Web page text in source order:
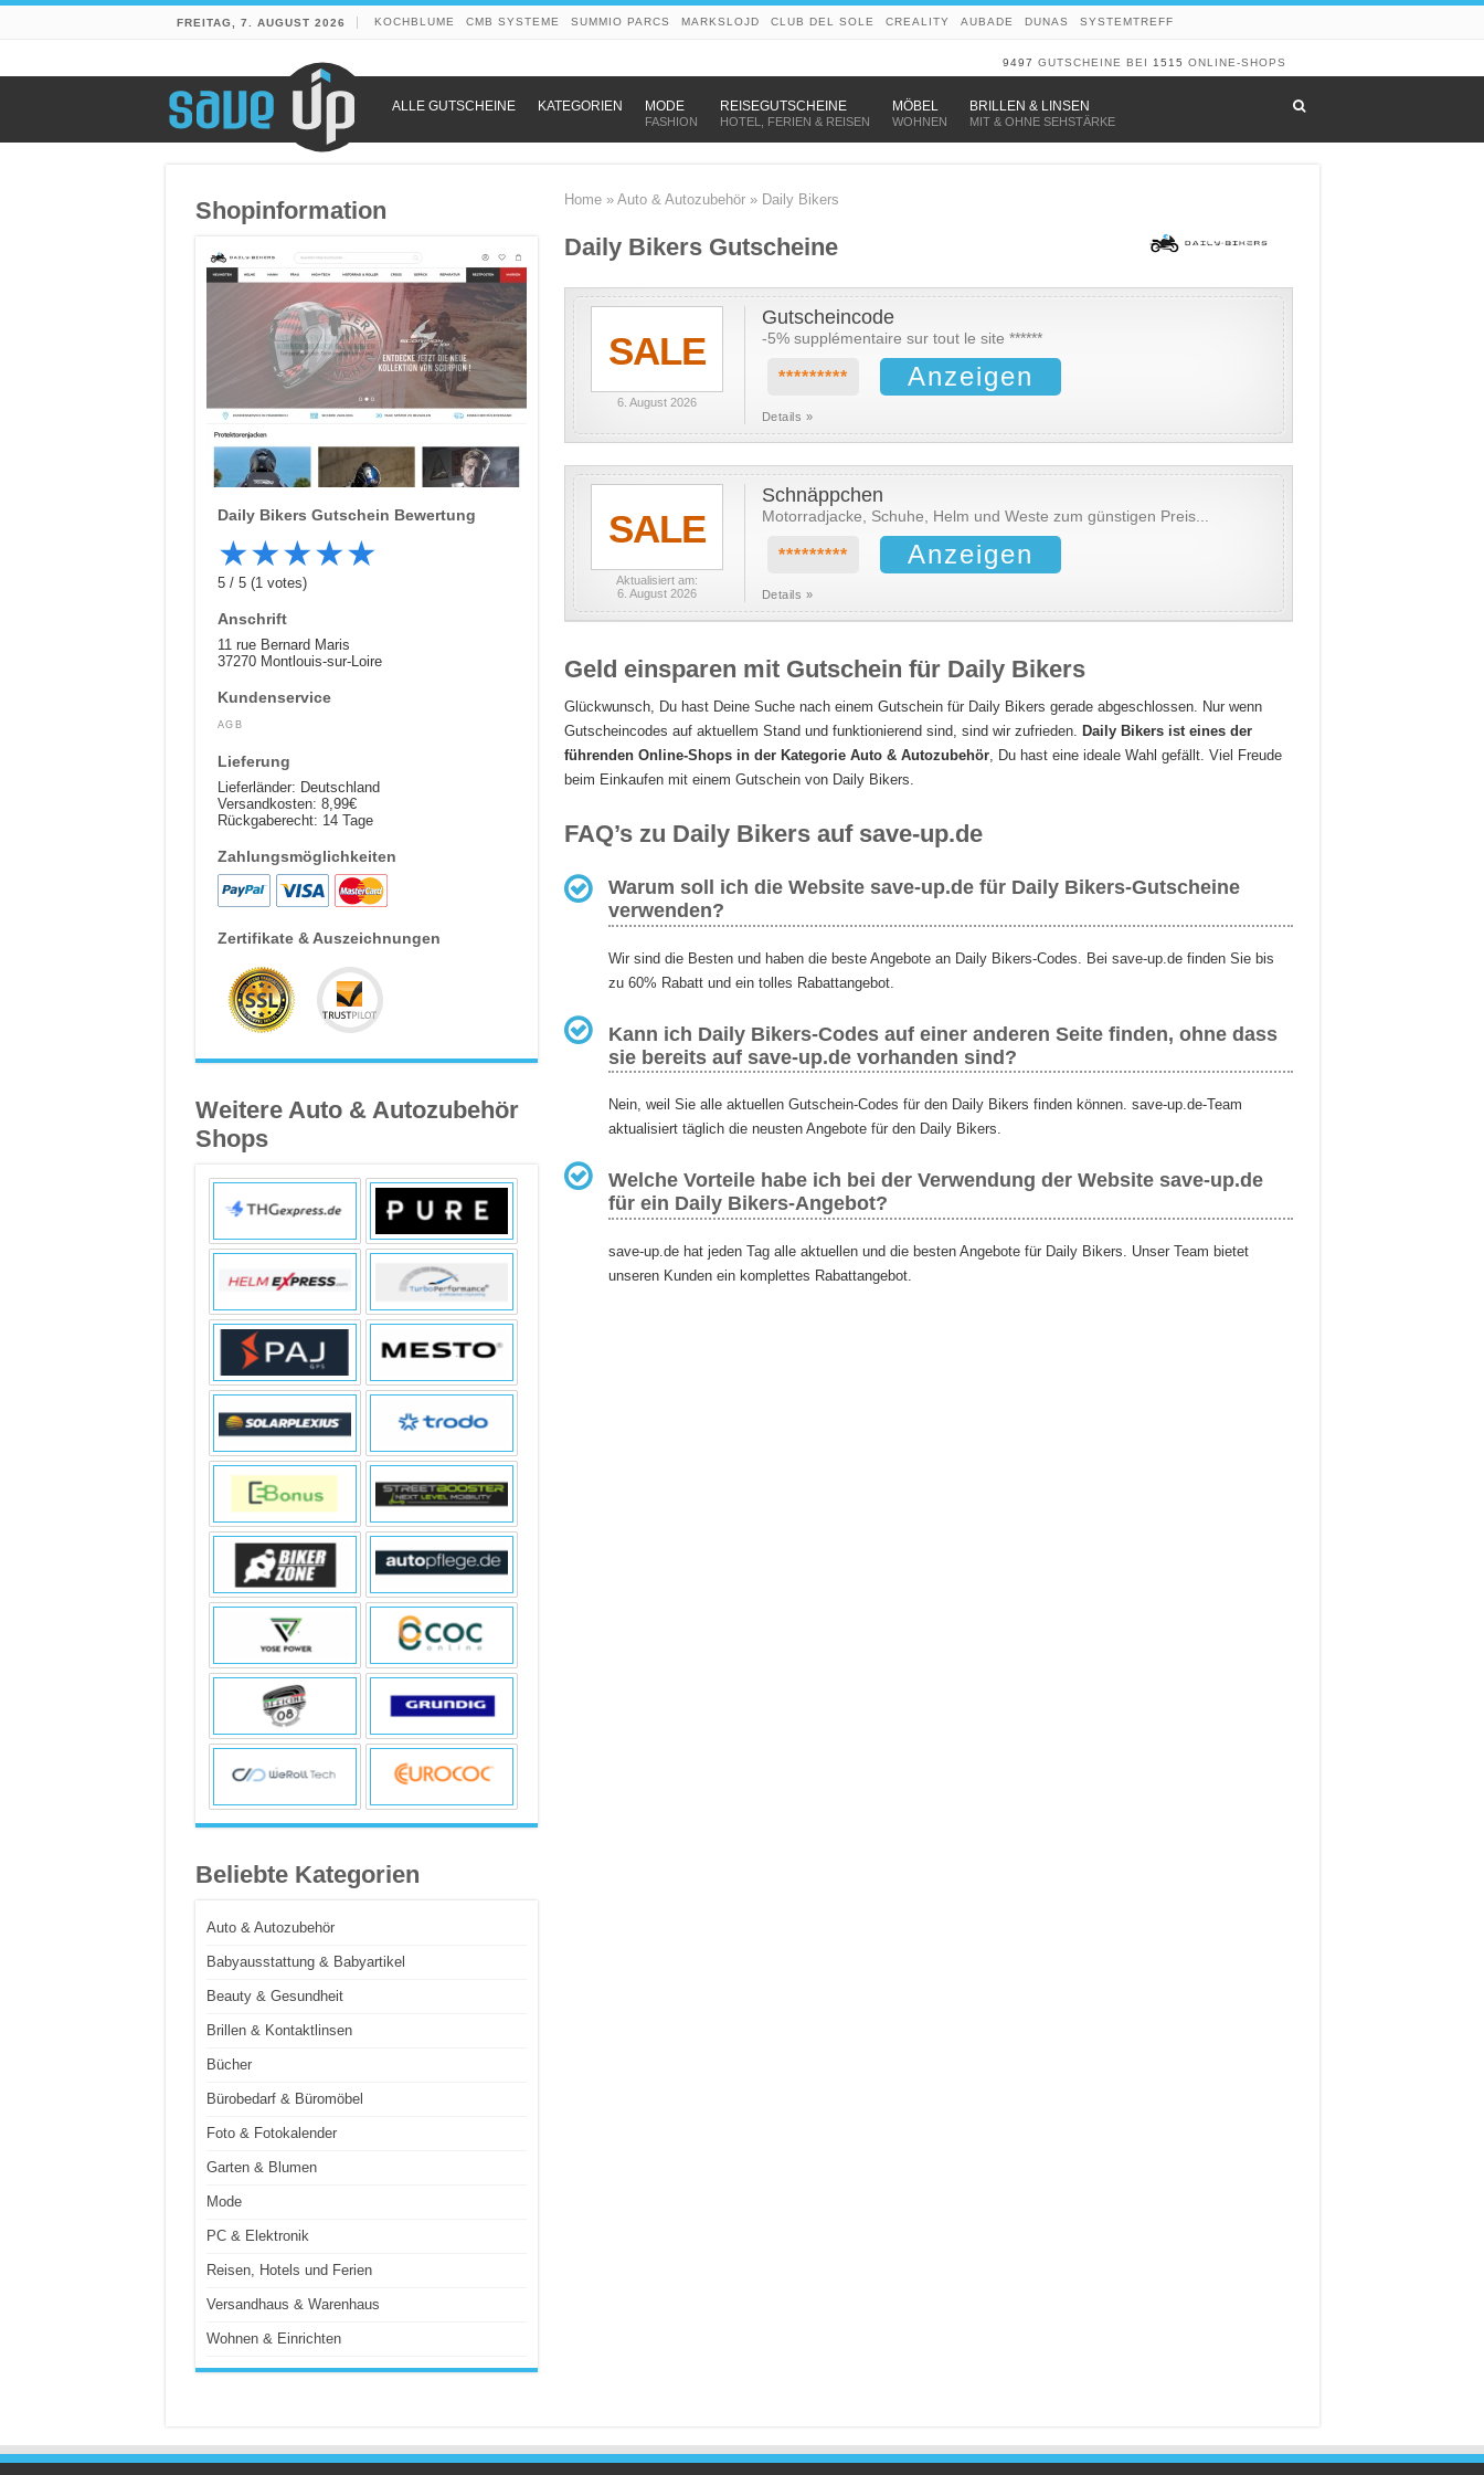
FREITAG, 7. AUGUST 2026 KOCHBLUME CMB SYSTEME SUMMIO PARCS MARKSLOJD CLUB DEL SOLE CREALITY AUBADE DUNAS SYSTEMTREFF
9497 GUTSCHEINE BEI 1515 ONLINE-SHOPS
ALLE GUTSCHEINE KATEGORIEN MODE–
FASHION
REISEGUTSCHEINE–
HOTEL, FERIEN & REISEN
MÖBEL –
WOHNEN
BRILLEN & LINSEN
MIT & OHNE SEHSTÄRKE
Home» Auto & Autozubehör» Daily Bikers
Daily Bikers Gutscheine
SALE
6. August 2026
Gutscheincode
-5% supplémentaire sur tout le site ******
********* Anzeigen
Details »
SALE
Aktualisiert am:
6. August 2026
Schnäppchen
Motorradjacke, Schuhe, Helm und Weste zum günstigen Preis...
********* Anzeigen
Details »
Geld einsparen mit Gutschein für Daily Bikers
Glückwunsch, Du hast Deine Suche nach einem Gutschein für Daily Bikers gerade abgeschlossen. Nur wenn
Gutscheincodes auf aktuellem Stand und funktionierend sind, sind wir zufrieden.
Daily Bikers ist eines der
führenden Online-Shops in der Kategorie Auto & Autozubehör, Du hast eine ideale Wahl gefällt. Viel Freude
beim Einkaufen mit einem Gutschein von Daily Bikers.
FAQ’s zu Daily Bikers auf save-up.de
Warum soll ich die Website save-up.de für Daily Bikers-Gutscheine
verwenden?
Wir sind die Besten und haben die beste Angebote an Daily Bikers-Codes. Bei save-up.de finden Sie bis
zu 60% Rabatt und ein tolles Rabattangebot.
Kann ich Daily Bikers-Codes auf einer anderen Seite finden, ohne dass
sie bereits auf save-up.de vorhanden sind?
Nein, weil Sie alle aktuellen Gutschein-Codes für den Daily Bikers finden können. save-up.de-Team
aktualisiert täglich die neusten Angebote für den Daily Bikers.
Welche Vorteile habe ich bei der Verwendung der Website save-up.de
für ein Daily Bikers-Angebot?
save-up.de hat jeden Tag alle aktuellen und die besten Angebote für Daily Bikers. Unser Team bietet
unseren Kunden ein komplettes Rabattangebot.
Shopinformation
Daily Bikers Gutschein Bewertung
★★★★★
5 / 5(1 votes)
Anschrift
11 rue Bernard Maris
37270 Montlouis-sur-Loire
Kundenservice
AGB
Lieferung
Lieferländer: Deutschland
Versandkosten: 8,99€
Rückgaberecht: 14 Tage
Zahlungsmöglichkeiten
Zertifikate & Auszeichnungen
Weitere Auto & Autozubehör
Shops
Beliebte Kategorien
Auto & Autozubehör
Babyausstattung & Babyartikel
Beauty & Gesundheit
Brillen & Kontaktlinsen
Bücher
Bürobedarf & Büromöbel
Foto & Fotokalender
Garten & Blumen
Mode
PC & Elektronik
Reisen, Hotels und Ferien
Versandhaus & Warenhaus
Wohnen & Einrichten